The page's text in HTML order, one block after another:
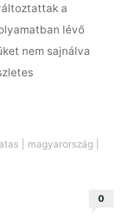
a
lévő
nem sajnálva
| magyarország|
0